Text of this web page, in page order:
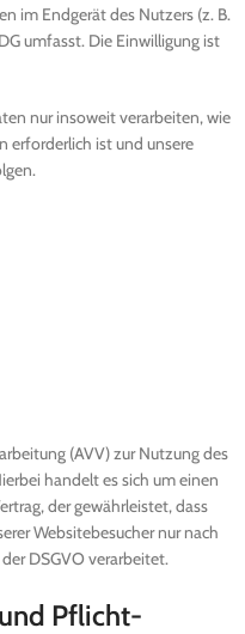
im Endgerät des Nutzers (z. B.
umfasst. Die Einwilligung ist
nur insoweit verarbeiten, wie
erforderlich ist und unsere
(AVV) zur Nutzung des
handelt es sich um einen
der gewährleistet, dass
Websitebesucher nur nach
DSGVO verarbeitet.
und Pflicht­